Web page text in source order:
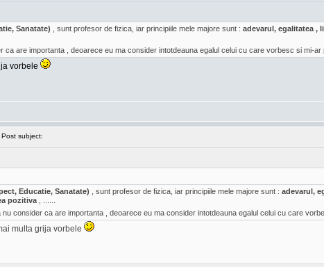
Sanatate) , sunt profesor de fizica, iar principiile mele majore sunt : adevarul, egalitatea ,
ca are importanta , deoarece eu ma consider intotdeauna egalul celui cu care vorbesc si mi-
vorbele
subject:
Educatie, Sanatate) , sunt profesor de fizica, iar principiile mele majore sunt : adevarul,
pozitiva
nu consider ca are importanta , deoarece eu ma consider intotdeauna egalul celui cu care
multa grija vorbele